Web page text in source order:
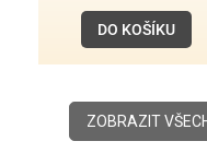
DO KOŠÍKU
ZOBRAZIT